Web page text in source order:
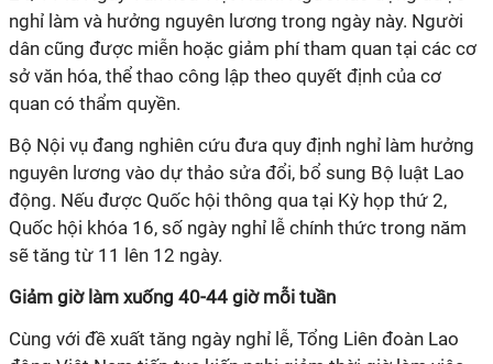
nghỉ làm và hưởng nguyên lương trong ngày này. Người
dân cũng được miễn hoặc giảm phí tham quan tại các cơ
sở văn hóa, thể thao công lập theo quyết định của cơ
quan có thẩm quyền.
Bộ Nội vụ đang nghiên cứu đưa quy định nghỉ làm hưởng
nguyên lương vào dự thảo sửa đổi, bổ sung Bộ luật Lao
động. Nếu được Quốc hội thông qua tại Kỳ họp thứ 2,
Quốc hội khóa 16, số ngày nghỉ lễ chính thức trong năm
sẽ tăng từ 11 lên 12 ngày.
Giảm giờ làm xuống 40-44 giờ mỗi tuần
Cùng với đề xuất tăng ngày nghỉ lễ, Tổng Liên đoàn Lao